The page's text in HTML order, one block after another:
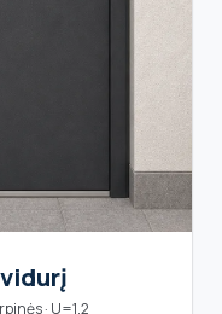
· U=1,2